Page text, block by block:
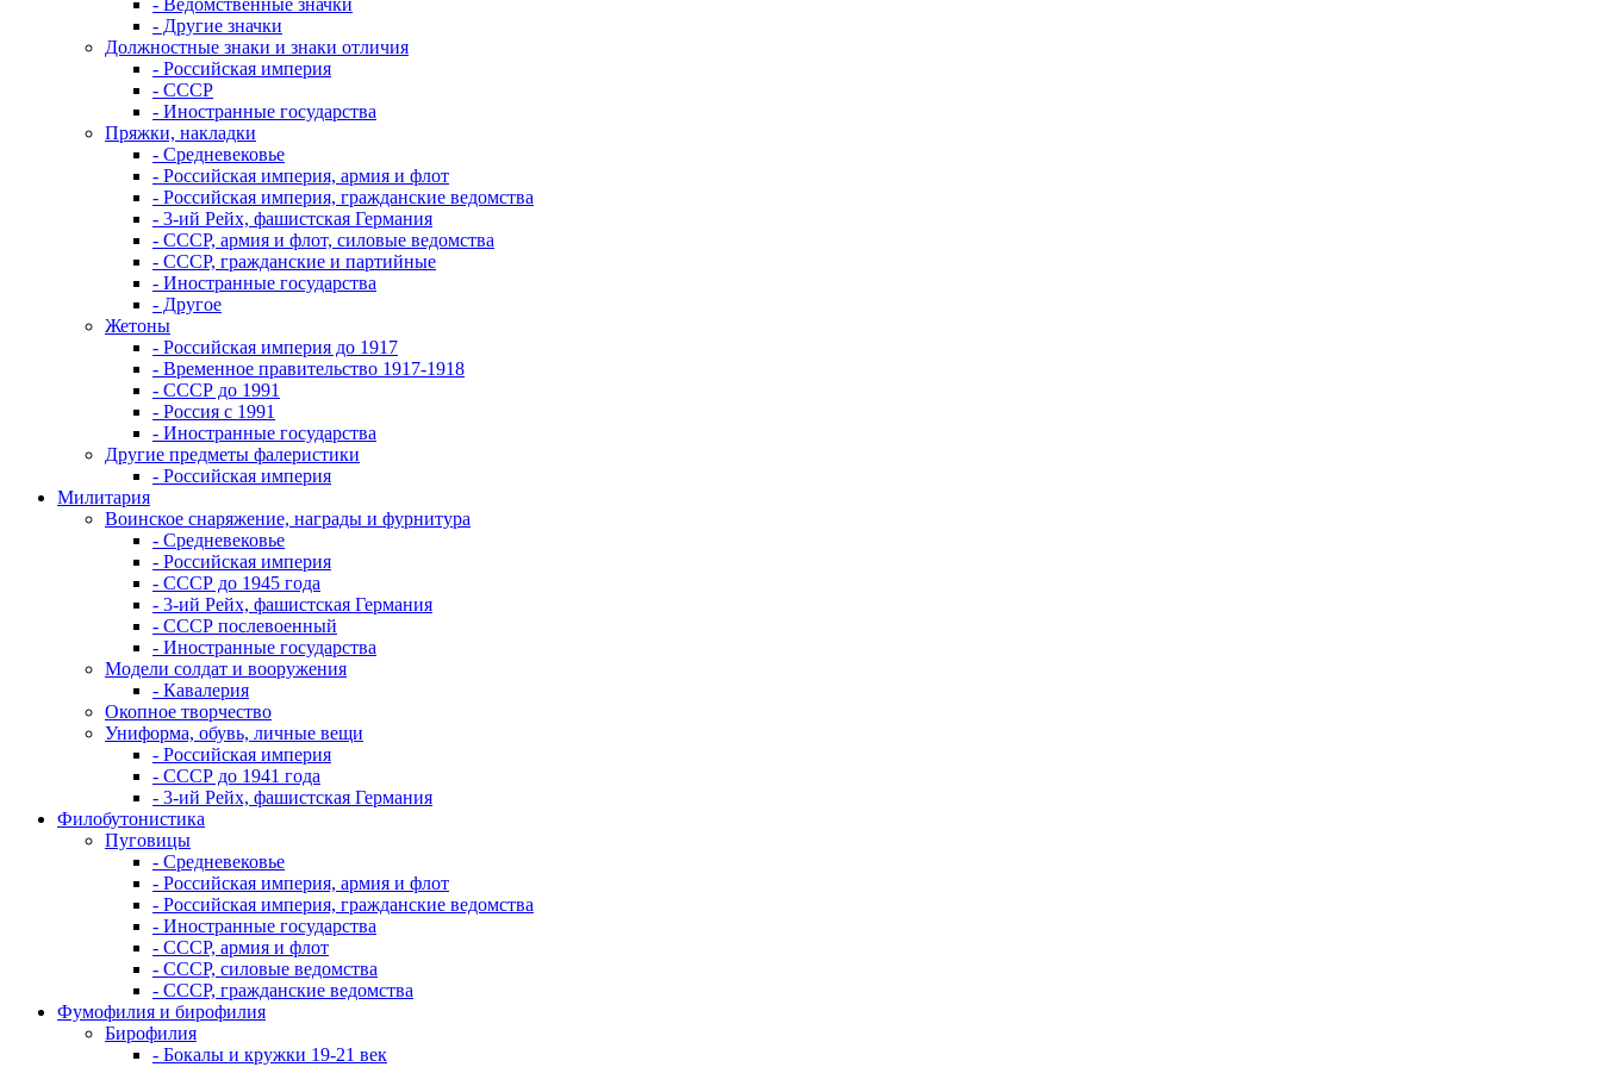
- Ведомственные значки
- Другие значки
Должностные знаки и знаки отличия
- Российская империя
- СССР
- Иностранные государства
Пряжки, накладки
- Средневековье
- Российская империя, армия и флот
- Российская империя, гражданские ведомства
- 3-ий Рейх, фашистская Германия
- СССР, армия и флот, силовые ведомства
- СССР, гражданские и партийные
- Иностранные государства
- Другое
Жетоны
- Российская империя до 1917
- Временное правительство 1917-1918
- СССР до 1991
- Россия с 1991
- Иностранные государства
Другие предметы фалеристики
- Российская империя
Милитария
Воинское снаряжение, награды и фурнитура
- Средневековье
- Российская империя
- СССР до 1945 года
- 3-ий Рейх, фашистская Германия
- СССР послевоенный
- Иностранные государства
Модели солдат и вооружения
- Кавалерия
Окопное творчество
Униформа, обувь, личные вещи
- Российская империя
- СССР до 1941 года
- 3-ий Рейх, фашистская Германия
Филобутонистика
Пуговицы
- Средневековье
- Российская империя, армия и флот
- Российская империя, гражданские ведомства
- Иностранные государства
- СССР, армия и флот
- СССР, силовые ведомства
- СССР, гражданские ведомства
Фумофилия и бирофилия
Бирофилия
- Бокалы и кружки 19-21 век